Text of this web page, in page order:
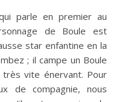
parle en premier au
de Boule est
star enfantine en la
; il campe un Boule
vite énervant. Pour
de compagnie, nous